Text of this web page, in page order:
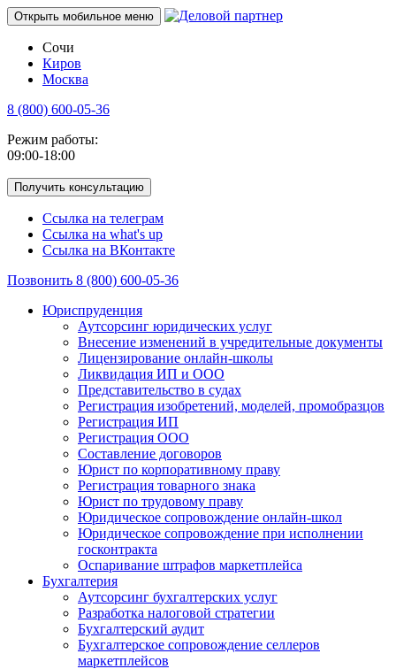
Открыть мобильное меню
Сочи
Киров
Москва
8 (800) 600-05-36
Режим работы:
09:00-18:00
Получить консультацию
Ссылка на телеграм
Ссылка на what's up
Ссылка на ВКонтакте
Позвонить 8 (800) 600-05-36
Юриспруденция
Аутсорсинг юридических услуг
Внесение изменений в учредительные документы
Лицензирование онлайн-школы
Ликвидация ИП и ООО
Представительство в судах
Регистрация изобретений, моделей, промобразцов
Регистрация ИП
Регистрация ООО
Составление договоров
Юрист по корпоративному праву
Регистрация товарного знака
Юрист по трудовому праву
Юридическое сопровождение онлайн-школ
Юридическое сопровождение при исполнении
госконтракта
Оспаривание штрафов маркетплейса
Бухгалтерия
Аутсорсинг бухгалтерских услуг
Разработка налоговой стратегии
Бухгалтерский аудит
Бухгалтерское сопровождение селлеров
маркетплейсов